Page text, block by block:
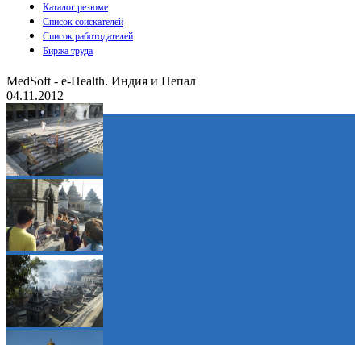
Каталог резюме
Список соискателей
Список работодателей
Биржа труда
MedSoft - e-Health. Индия и Непал
04.11.2012